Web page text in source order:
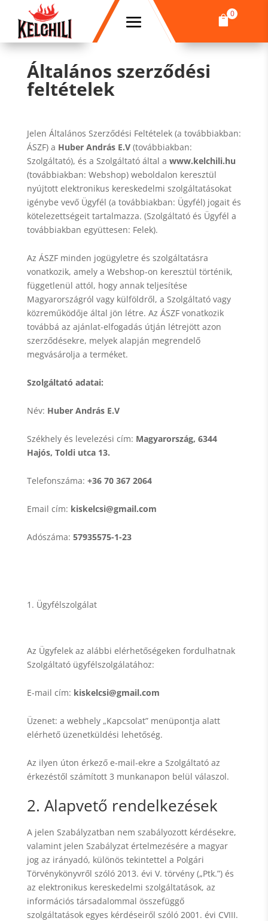
0

Általános szerződési
feltételek
Jelen Általános Szerződési Feltételek (a továbbiakban:
ÁSZF) a Huber András E.V(továbbiakban:
Szolgáltató), és a Szolgáltató által a www.kelchili.hu
(továbbiakban: Webshop) weboldalon keresztül
nyújtott elektronikus kereskedelmi szolgáltatásokat
igénybe vevő Ügyfél (a továbbiakban: Ügyfél) jogait és
kötelezettségeit tartalmazza. (Szolgáltató és Ügyfél a
továbbiakban együttesen: Felek).
Az ÁSZF minden jogügyletre és szolgáltatásra
vonatkozik, amely a Webshop-on keresztül történik,
függetlenül attól, hogy annak teljesítése
Magyarországról vagy külföldről, a Szolgáltató vagy
közreműködője által jön létre. Az ÁSZF vonatkozik
továbbá az ajánlat-elfogadás útján létrejött azon
szerződésekre, melyek alapján megrendelő
megvásárolja a terméket.
Szolgáltató adatai:
Név: Huber András E.V
Székhely és levelezési cím: Magyarország, 6344
Hajós, Toldi utca 13.
Telefonszáma: +36 70 367 2064
Email cím: kiskelcsi@gmail.com
Adószáma: 57935575-1-23​
Ügyfélszolgálat
Az Ügyfelek az alábbi elérhetőségeken fordulhatnak
Szolgáltató ügyfélszolgálatához:
E-mail cím: kiskelcsi@gmail.com
Üzenet: a webhely „Kapcsolat” menüpontja alatt
elérhető üzenetküldési lehetőség.
Az ilyen úton érkező e-mail-ekre a Szolgáltató az
érkezéstől számított 3 munkanapon belül válaszol.
2. Alapvető rendelkezések
A jelen Szabályzatban nem szabályozott kérdésekre,
valamint jelen Szabályzat értelmezésére a magyar
jog az irányadó, különös tekintettel a Polgári
Törvénykönyvről szóló 2013. évi V. törvény („Ptk.”) és
az elektronikus kereskedelmi szolgáltatások, az
információs társadalommal összefüggő
szolgáltatások egyes kérdéseiről szóló 2001. évi CVIII.